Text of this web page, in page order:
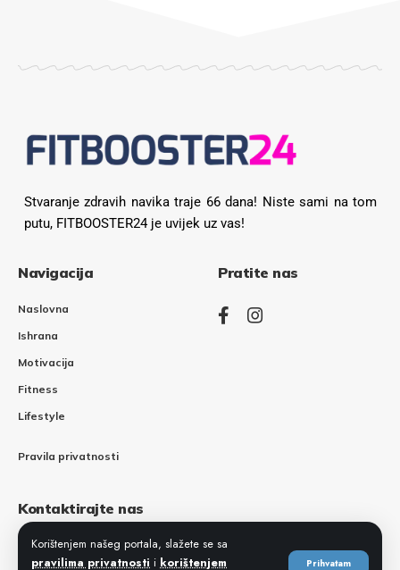
Korištenjem našeg portala, slažete se sa
pravilima privatnosti i korištenjem Prihvatam
Stvaranje zdravih navika traje 66 dana! Niste sami na tom
putu, FITBOOSTER24 je uvijek uz vas!
Navigacija
Naslovna
Ishrana
Motivacija
Fitness
Lifestyle
Pravila privatnosti
Pratite nas
Kontaktirajte nas
Ukoliko imate pitanja, prijedloga ili bilo kakvih sugestija,
slobodno nas kontaktirajte a mi ćemo vam odgovoriti u